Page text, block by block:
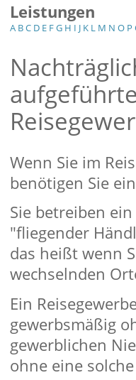
Leistungen
A BC D E FG H I J K L M N O P
Wenn Sie im
benötigen Sie
Sie betreiben
"fliegender
das heißt wenn
wechselnden
Ein
gewerbsmäßig
gewerblichen
ohne eine